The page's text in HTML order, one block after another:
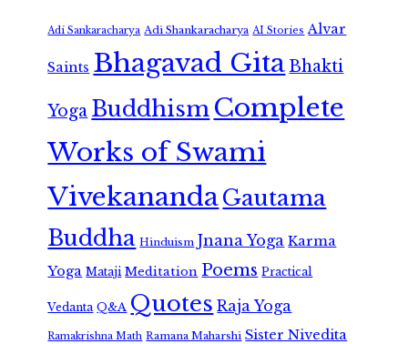
Adi Sankaracharya Adi Shankaracharya AI Stories Alvar
Saints Bhagavad GitaBhakti
Yoga Buddhism Complete
Works of Swami
VivekanandaGautama
Buddha Hinduism Jnana Yoga Karma
Yoga Mataji Meditation Poems Practical
Vedanta Q&A Quotes Raja Yoga
Ramakrishna Math Ramana Maharshi Sister Nivedita